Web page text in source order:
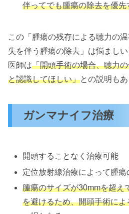
伴ってでも腫瘍の除去を優先
この「腫瘍の残存による聴力の
失を伴う腫瘍の除去」は悩まし
医師は「開頭手術の場合、聴力
と認識してほしい」との説明もあ
ガンマナイフ治療
開頭することなく治療可能
定位放射線治療によって腫瘍
腫瘍のサイズが30mmを超え
を避けるため、開頭手術に